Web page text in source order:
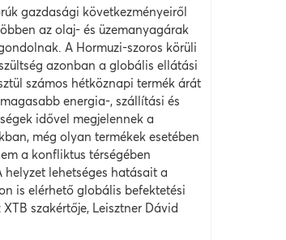
gazdasági következményeiről
az olaj- és üzemanyagárak
A Hormuzi-szoros körüli
azonban a globális ellátási
számos hétköznapi termék árát
energia-, szállítási és
idővel megjelennek a
még olyan termékek esetében
a konfliktus térségében
lehetséges hatásait a
is elérhető globális befektetési
szakértője, Leisztner Dávid